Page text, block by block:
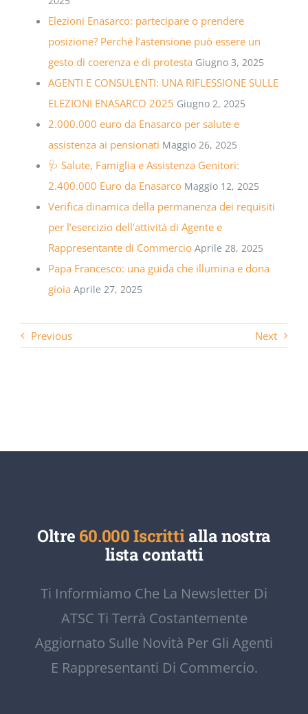
Elezioni Enasarco: partecipare o prendere
posizione? Perché l’astensione può essere un
gesto di coerenza e di protesta Giugno 3, 2025
AGENTI E CONSULENTI: UNA RIFLESSIONE SULLE
ELEZIONI ENASARCO 2025 Giugno 2, 2025
2.000.000 euro da Enasarco per salute e
assistenza ai pensionati Maggio 26, 2025
🩺 Salute, Famiglia e Assistenza Genitori:
2.400.000 Euro da Enasarco Maggio 12, 2025
Verifica dinamica della permanenza dei requisiti
per l’esercizio dell’attività di Agente e
Rappresentante di Commercio Aprile 28, 2025
Papa Francesco: una guida che illumina e dona
gioia Aprile 27, 2025
Previous Next
Oltre 60.000 Iscrittialla nostra
lista contatti
Ti Informiamo Che La Newsletter Di
ATSC Ti Terrà Costantemente
Aggiornato Sulle Novità Per Gli Agenti
E Rappresentanti Di Commercio.